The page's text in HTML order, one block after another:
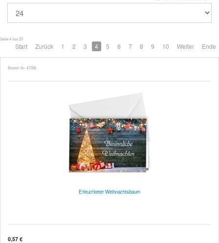
Seite 4 von 23
Start Zurück 1 2 3 4 5 6 7 8 9 10 Weiter Ende
Bestell-Nr. 47358
Erleuchteter Weihnachtsbaum
0,57 €